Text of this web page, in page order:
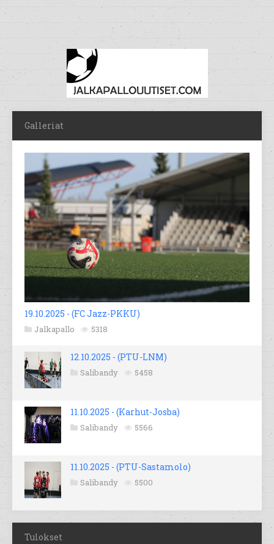
Galleriat
19.10.2025 - (FC Jazz-PKKU)
Jalkapallo 5318
12.10.2025 - (PTU-LNM)
Salibandy 5458
11.10.2025 - (Karhut-Josba)
Salibandy 5566
11.10.2025 - (PTU-Sastamolo)
Salibandy 5500
Tulokset